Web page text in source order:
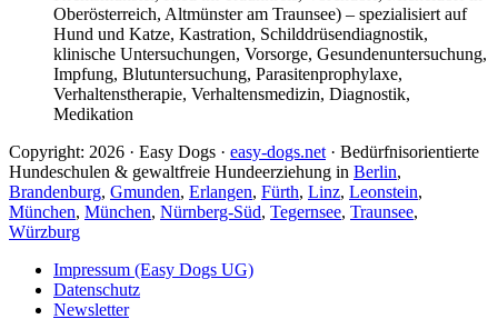
Oberösterreich, Altmünster am Traunsee) – spezialisiert auf
Hund und Katze, Kastration, Schilddrüsendiagnostik,
klinische Untersuchungen, Vorsorge, Gesundenuntersuchung,
Impfung, Blutuntersuchung, Parasitenprophylaxe,
Verhaltenstherapie, Verhaltensmedizin, Diagnostik,
Medikation
Copyright: 2026 · Easy Dogs · easy-dogs.net · Bedürfnisorientierte
Hundeschulen & gewaltfreie Hundeerziehung in Berlin,
Brandenburg, Gmunden, Erlangen, Fürth, Linz, Leonstein,
München, München, Nürnberg-Süd, Tegernsee, Traunsee,
Würzburg
Impressum (Easy Dogs UG)
Datenschutz
Newsletter